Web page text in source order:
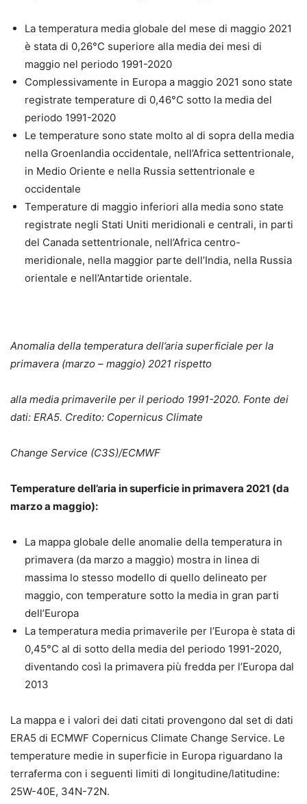
La temperatura media globale del mese di maggio 2021
è stata di 0,26°C superiore alla media dei mesi di
maggio nel periodo 1991-2020
Complessivamente in Europa a maggio 2021 sono state
registrate temperature di 0,46°C sotto la media del
periodo 1991-2020
Le temperature sono state molto al di sopra della media
nella Groenlandia occidentale, nell’Africa settentrionale,
in Medio Oriente e nella Russia settentrionale e
occidentale
Temperature di maggio inferiori alla media sono state
registrate negli Stati Uniti meridionali e centrali, in parti
del Canada settentrionale, nell’Africa centro-
meridionale, nella maggior parte dell’India, nella Russia
orientale e nell’Antartide orientale.
Anomalia della temperatura dell’aria superficiale per la
primavera (marzo – maggio) 2021 rispetto
alla media primaverile per il periodo 1991-2020. Fonte dei
dati: ERA5. Credito: Copernicus Climate
Change Service (C3S)/ECMWF
Temperature dell’aria in superficie in primavera 2021 (da
marzo a maggio):
La mappa globale delle anomalie della temperatura in
primavera (da marzo a maggio) mostra in linea di
massima lo stesso modello di quello delineato per
maggio, con temperature sotto la media in gran parti
dell’Europa
La temperatura media primaverile per l’Europa è stata di
0,45°C al di sotto della media del periodo 1991-2020,
diventando così la primavera più fredda per l’Europa dal
2013
La mappa e i valori dei dati citati provengono dal set di dati
ERA5 di ECMWF Copernicus Climate Change Service. Le
temperature medie in superficie in Europa riguardano la
terraferma con i seguenti limiti di longitudine/latitudine:
25W-40E, 34N-72N.